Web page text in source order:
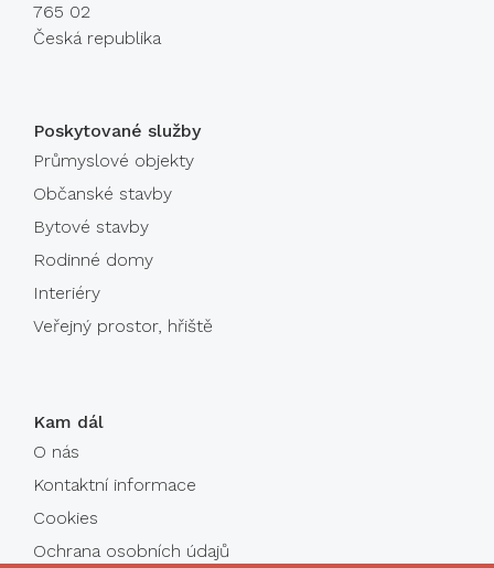
Poskytované služby
Průmyslové objekty
Občanské stavby
Bytové stavby
Rodinné domy
Interiéry
Veřejný prostor, hřiště
Kam dál
O nás
Kontaktní informace
Cookies
Ochrana osobních údajů
765 02
Česká republika